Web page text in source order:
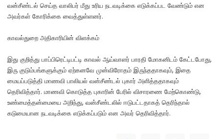
வன்சீண்டல் செய்த வாலிபர் மீது உரிய நடவடிக்கை எடுக்கப்பட வேண்டும் என
அவர்கள் கோரிக்கை வைத்துள்ளனர்.
காவல்துறை அதிகாரியின் விளக்கம்
இது குறித்து பாப்பிரெட்டிபட்டி காவல் ஆய்வாளர் பாரதி மோகனிடம் கேட்டபோது,
இரு குடும்பங்களுக்கும் ஏற்கனவே முன்விரோதம் இருந்ததாகவும், இதை
மையப்படுத்தி மாணவி பாலியல் வன்சீண்டல் புகார் அளித்ததாகவும்
தெரிவித்தார். மாணவி கொடுத்த புகாரின் பேரில் விசாரணை மேற்கொண்டு,
உண்மைத்தன்மையை அறிந்து, வன்சீண்டலில் ஈடுபட்டதாகத் தெரிந்தால்
கடுமையான நடவடிக்கை எடுக்கப்படும் என அவர் தெரிவித்தார்.